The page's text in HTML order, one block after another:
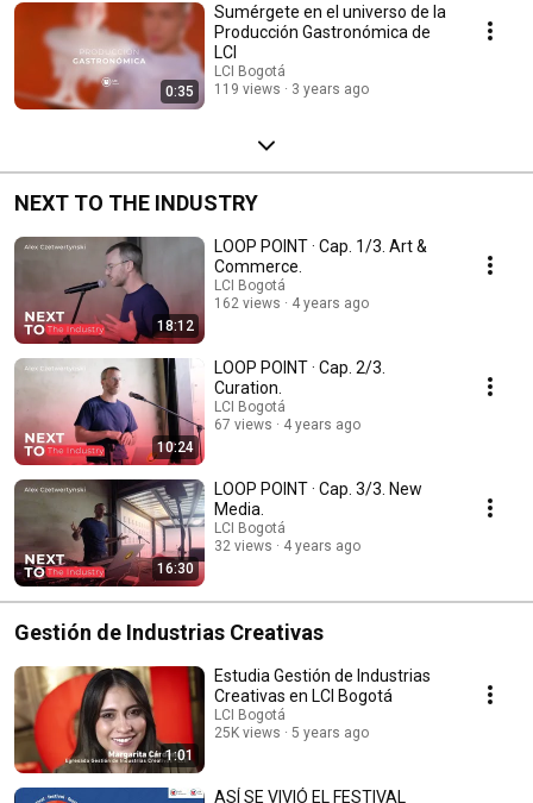
0:35
Sumérgete en el universo de la
Producción Gastronómica de
LCI
LCI Bogotá
119 views
3 years ago
NEXT TO THE INDUSTRY
18:12
LOOP POINT · Cap. 1/3. Art &
Commerce.
LCI Bogotá
162 views
4 years ago
10:24
LOOP POINT · Cap. 2/3.
Curation.
LCI Bogotá
67 views
4 years ago
16:30
LOOP POINT · Cap. 3/3. New
Media.
LCI Bogotá
32 views
4 years ago
Gestión de Industrias Creativas
1:01
Estudia Gestión de Industrias
Creativas en LCI Bogotá
LCI Bogotá
25K views
5 years ago
ASÍ SE VIVIÓ EL FESTIVAL